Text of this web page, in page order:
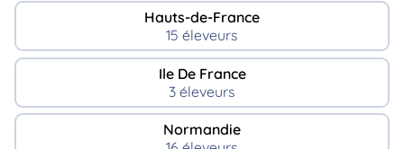
Hauts-de-France
15 éleveurs
Ile De France
3 éleveurs
Normandie